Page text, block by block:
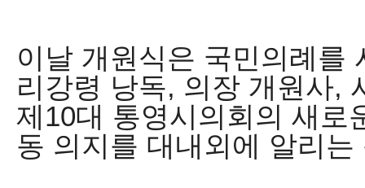
이날 개원식은 국민의례를
리강령 낭독, 의장 개원사,
제10대 통영시의회의 새로
동 의지를 대내외에 알리